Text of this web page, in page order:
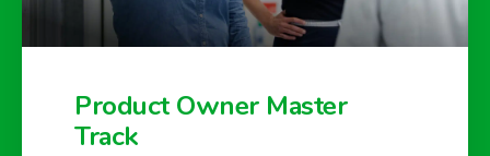
Product Owner Master
Track